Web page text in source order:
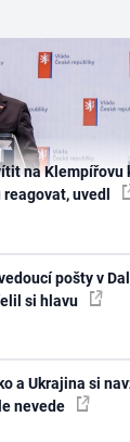
na
uvedl
pošty v
si hlavu
a Ukrajina si
nevede